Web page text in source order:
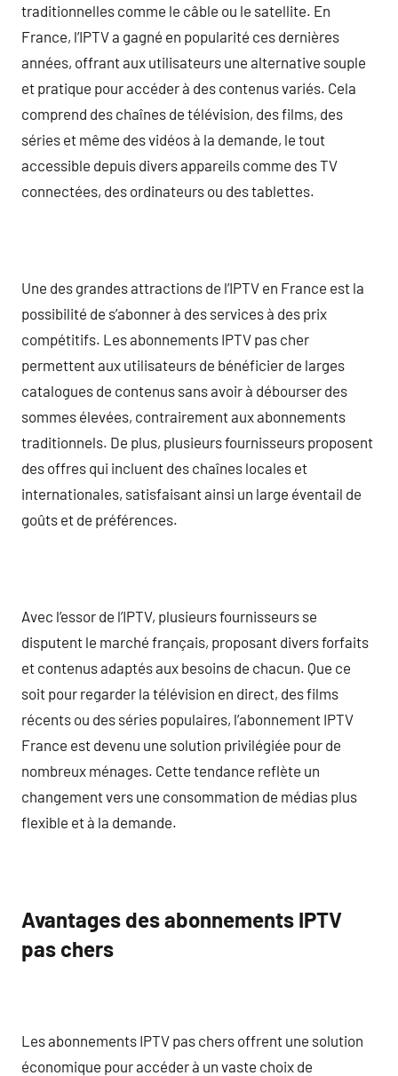
traditionnelles comme le câble ou le satellite. En
France, l’IPTV a gagné en popularité ces dernières
années, offrant aux utilisateurs une alternative souple
et pratique pour accéder à des contenus variés. Cela
comprend des chaînes de télévision, des films, des
séries et même des vidéos à la demande, le tout
accessible depuis divers appareils comme des TV
connectées, des ordinateurs ou des tablettes.
Une des grandes attractions de l’IPTV en France est la
possibilité de s’abonner à des services à des prix
compétitifs. Les abonnements IPTV pas cher
permettent aux utilisateurs de bénéficier de larges
catalogues de contenus sans avoir à débourser des
sommes élevées, contrairement aux abonnements
traditionnels. De plus, plusieurs fournisseurs proposent
des offres qui incluent des chaînes locales et
internationales, satisfaisant ainsi un large éventail de
goûts et de préférences.
Avec l’essor de l’IPTV, plusieurs fournisseurs se
disputent le marché français, proposant divers forfaits
et contenus adaptés aux besoins de chacun. Que ce
soit pour regarder la télévision en direct, des films
récents ou des séries populaires, l’abonnement IPTV
France est devenu une solution privilégiée pour de
nombreux ménages. Cette tendance reflète un
changement vers une consommation de médias plus
flexible et à la demande.
Avantages des abonnements IPTV
pas chers
Les abonnements IPTV pas chers offrent une solution
économique pour accéder à un vaste choix de